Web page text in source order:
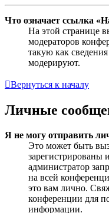
Что означает ссылка
На этой странице
модераторов
такую как
модерируют.
Вернуться к началу
Личные
Я не могу отправить
Это может быть
администратор
на всей
это вам лично.
конференции для
информации.